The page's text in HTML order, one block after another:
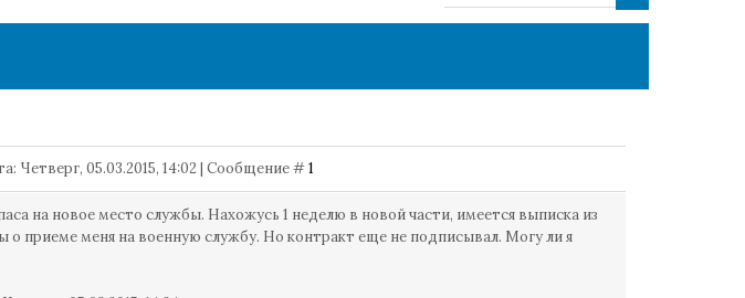
Четверг, 05.03.2015, 14:02 | Сообщение #1
на новое место службы. Нахожусь 1 неделю в новой части, имеется выписка из
о приеме меня на военную службу. Но контракт еще не подписывал. Могу ли я